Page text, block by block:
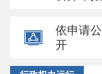
依申请公
开